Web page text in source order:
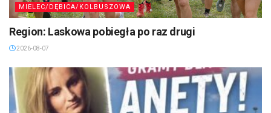
MIELEC/DĘBICA/KOLBUSZOWA
Region: Laskowa pobiegła po raz drugi
2026-08-07